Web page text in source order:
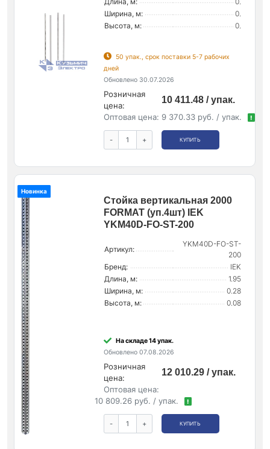
Ширина, м:
0.
Высота, м:
0.
50 упак., срок поставки 5-7 рабочих
дней
Обновлено 30.07.2026
Розничная
цена:
10 411.48 / упак.
Оптовая цена: 9 370.33 руб. / упак. !
- + КУПИТЬ
Новинка
Стойка вертикальная 2000
FORMAT (уп.4шт) IEK
YKM40D-FO-ST-200
Артикул:
YKM40D-FO-ST-
200
Бренд:
IEK
Длина, м:
1.95
Ширина, м:
0.28
Высота, м:
0.08
На складе 14 упак.
Обновлено 07.08.2026
Розничная
цена:
12 010.29 / упак.
Оптовая цена:
10 809.26 руб. / упак.
!
- + КУПИТЬ